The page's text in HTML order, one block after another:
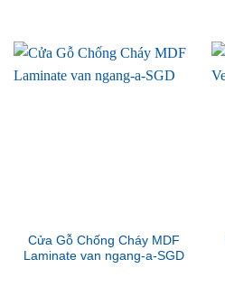
Cửa Gỗ Chống Cháy MDF
Laminate van ngang-a-SGD